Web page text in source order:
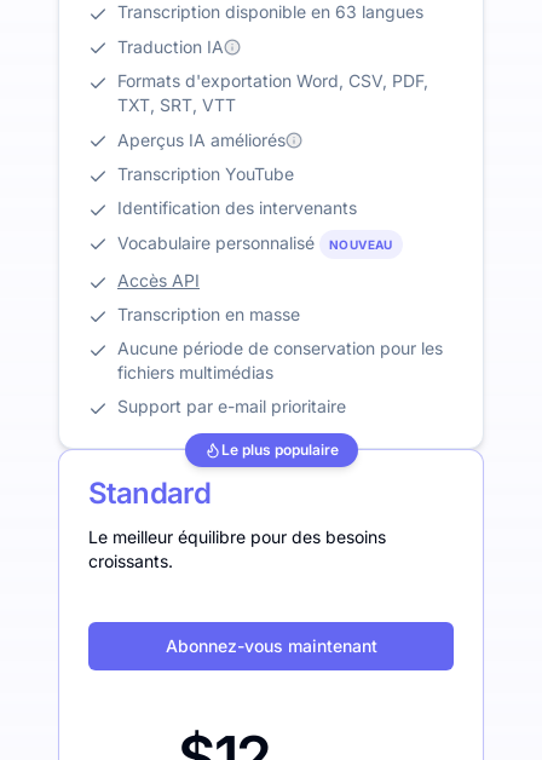
Transcription disponible en 63 langues
Traduction IA
Formats d'exportation Word, CSV, PDF,
TXT, SRT, VTT
Aperçus IA améliorés
Transcription YouTube
Identification des intervenants
Vocabulaire personnalisé
NOUVEAU
Accès API
Transcription en masse
Aucune période de conservation pour les
fichiers multimédias
Support par e-mail prioritaire
Le plus populaire
Standard
Le meilleur équilibre pour des besoins
croissants.
Abonnez-vous maintenant